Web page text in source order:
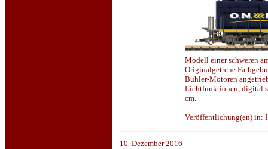
Modell einer schweren
Originalgetreue
Bühler-Motoren
Lichtfunktionen, digital
cm.
Veröffentlichung(en) in:
10. Dezember 2016